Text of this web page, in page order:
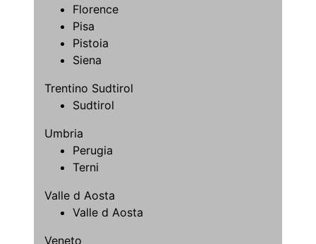
Florence
Pisa
Pistoia
Siena
Trentino Sudtirol
Sudtirol
Umbria
Perugia
Terni
Valle d Aosta
Valle d Aosta
Veneto